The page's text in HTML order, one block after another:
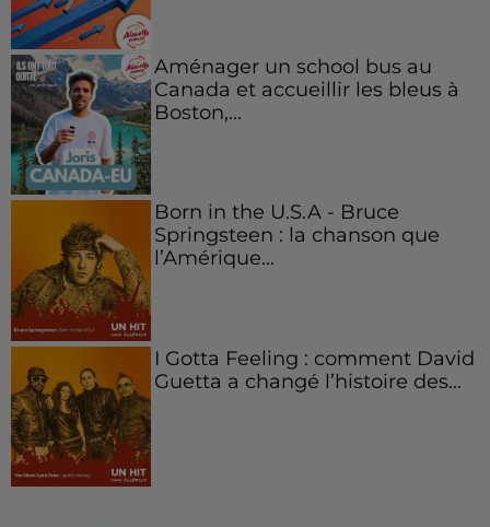
Aménager un school bus au
Canada et accueillir les bleus à
Boston,...
Born in the U.S.A - Bruce
Springsteen : la chanson que
l’Amérique...
I Gotta Feeling : comment David
Guetta a changé l’histoire des...